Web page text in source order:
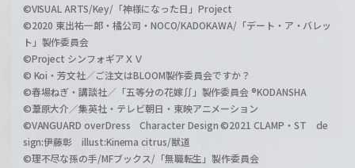
©VISUAL ARTS/Key/「神様になった日」Project
©2020 東出祐一郎・橘公司・NOCO/KADOKAWA/「デート・ア・バレッ
ト」製作委員会
©Project シンフォギアＸＶ
© Koi・芳文社／ご注文はBLOOM製作委員会ですか？
©春場ねぎ・講談社／「五等分の花嫁∬」製作委員会 ®KODANSHA
©葦原大介／集英社・テレビ朝日・東映アニメーション
©VANGUARD overDress Character Design ©2021 CLAMP・ST de
sign:伊藤彰 illust:Kinema citrus/獣道
©理不尽な孫の手/MFブックス/「無職転生」製作委員会